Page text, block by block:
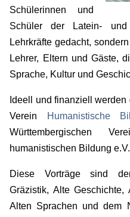
Schülerinnen und
Schüler der Latein-
Lehrkräfte gedacht,
Lehrer, Eltern und Gäste,
Sprache, Kultur und
Ideell und finanziell
Verein
Humanistische
Württembergischen
humanistischen Bildung
Diese Vorträge sind
Gräzistik, Alte
Alten Sprachen und dem